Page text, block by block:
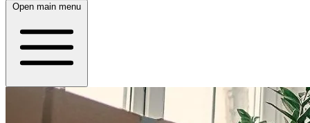
Open main menu